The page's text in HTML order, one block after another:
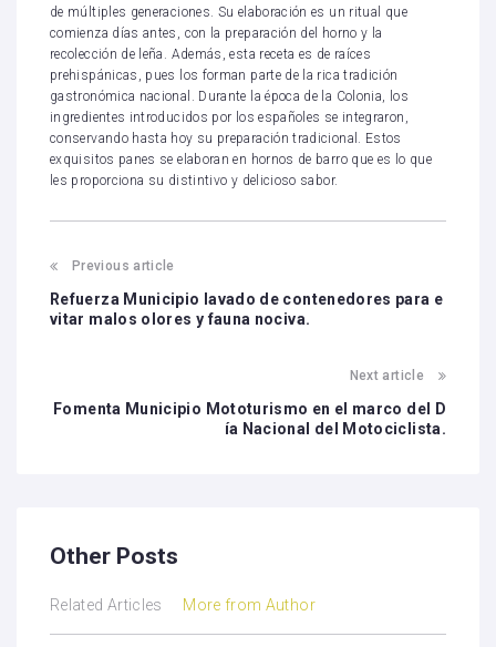
de múltiples generaciones. Su elaboración es un ritual que
comienza días antes, con la preparación del horno y la
recolección de leña. Además, esta receta es de raíces
prehispánicas, pues los forman parte de la rica tradición
gastronómica nacional. Durante la época de la Colonia, los
ingredientes introducidos por los españoles se integraron,
conservando hasta hoy su preparación tradicional. Estos
exquisitos panes se elaboran en hornos de barro que es lo que
les proporciona su distintivo y delicioso sabor.
Previous article
Refuerza Municipio lavado de contenedores para e
vitar malos olores y fauna nociva.
Next article
Fomenta Municipio Mototurismo en el marco del D
ía Nacional del Motociclista.
Other Posts
Related Articles More from Author